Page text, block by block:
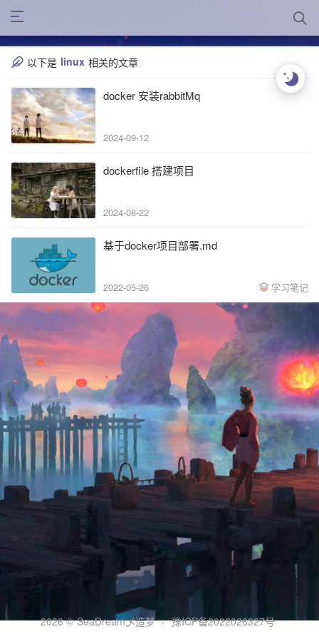
以下是 linux 相关的文章
docker 安装rabbitMq
2024-09-12
dockerfile 搭建项目
2024-08-22
基于docker项目部署.md
2022-05-26 学习笔记
2026 © SeaDream乄造梦 - 豫ICP备2022026327号